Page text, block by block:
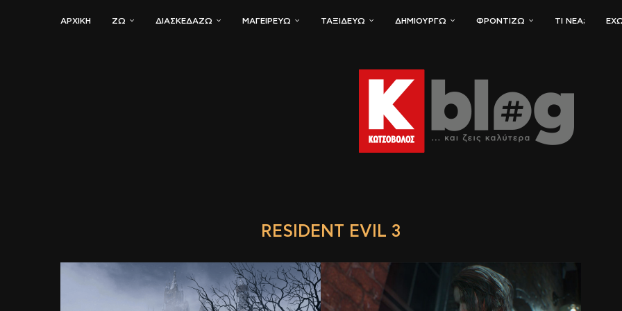
ΑΡΧΙΚΗ ΖΏ ΔΙΑΣΚΕΔΆΖΩ ΜΑΓΕΙΡΕΎΩ ΤΑΞΙΔΕΎΩ ΔΗΜΙΟΥΡΓΏ ΦΡΟΝΤΊΖΩ ΤΙ ΝΈΑ;
RESIDENT EVIL 3